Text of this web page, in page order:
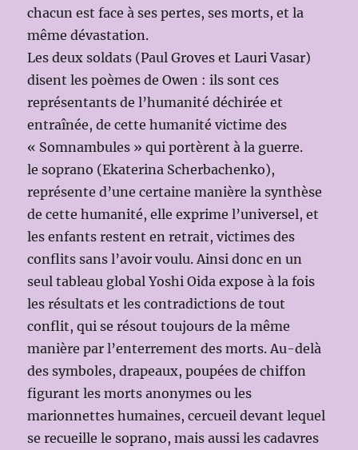
chacun est face à ses pertes, ses morts, et la
même dévastation.
Les deux soldats (Paul Groves et Lauri Vasar)
disent les poèmes de Owen : ils sont ces
représentants de l’humanité déchirée et
entraînée, de cette humanité victime des
« Somnambules » qui portèrent à la guerre.
le soprano (Ekaterina Scherbachenko),
représente d’une certaine manière la synthèse
de cette humanité, elle exprime l’universel, et
les enfants restent en retrait, victimes des
conflits sans l’avoir voulu. Ainsi donc en un
seul tableau global Yoshi Oida expose à la fois
les résultats et les contradictions de tout
conflit, qui se résout toujours de la même
manière par l’enterrement des morts. Au-delà
des symboles, drapeaux, poupées de chiffon
figurant les morts anonymes ou les
marionnettes humaines, cercueil devant lequel
se recueille le soprano, mais aussi les cadavres